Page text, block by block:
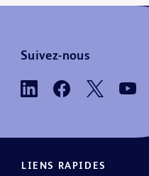
Suivez-nous
LIENS RAPIDES